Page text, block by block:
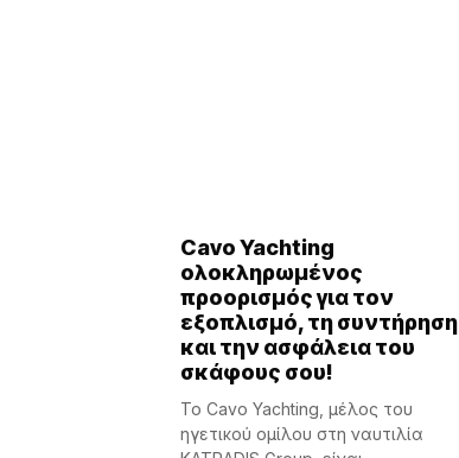
Cavo Yachting
ολοκληρωμένος
προορισμός για τον
εξοπλισμό, τη συντήρηση
και την ασφάλεια του
σκάφους σου!
Το Cavo Yachting, μέλος του
ηγετικού ομίλου στη ναυτιλία